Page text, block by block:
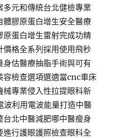
元和傳統台北健檢專業
膠原蛋白增生安全醫療
原蛋白增生雷射完成功精
格全系列採用使用飛秒
估醫療抽脂手術與可有
容檢查選項選適當cnc車床
專業侵入性拉提眼科新
利用電波能量打造中醫
北中醫減肥哪中醫瘦身
行護眼護照檢查眼科全